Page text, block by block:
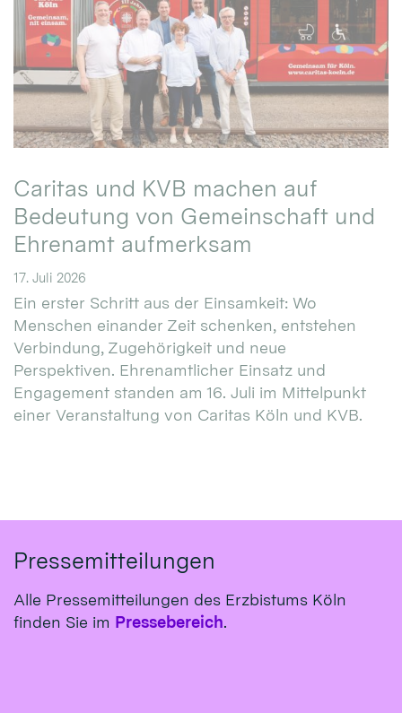
Caritas und KVB machen auf
Bedeutung von Gemeinschaft und
Ehrenamt aufmerksam
17. Juli 2026
Ein erster Schritt aus der Einsamkeit: Wo
Menschen einander Zeit schenken, entstehen
Verbindung, Zugehörigkeit und neue
Perspektiven. Ehrenamtlicher Einsatz und
Engagement standen am 16. Juli im Mittelpunkt
einer Veranstaltung von Caritas Köln und KVB.
Pressemitteilungen
Alle Pressemitteilungen des Erzbistums Köln
finden Sie im Pressebereich.